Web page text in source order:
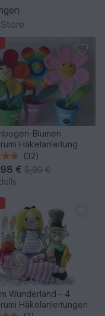
Blumen
Häkelanleitung
(32)
€ 5,99 €
Wunderland - 4
Häkelanleitungen